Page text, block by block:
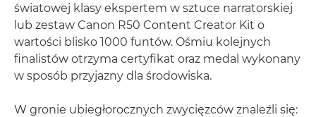
światowej klasy ekspertem w sztuce narratorskiej
lub zestaw Canon R50 Content Creator Kit o
wartości blisko 1000 funtów. Ośmiu kolejnych
finalistów otrzyma certyfikat oraz medal wykonany
w sposób przyjazny dla środowiska.
W gronie ubiegłorocznych zwycięzców znaleźli się: